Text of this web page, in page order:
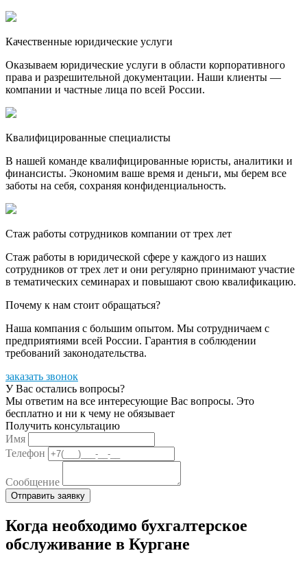
Качественные юридические услуги
Оказываем юридические услуги в области корпоративного
права и разрешительной документации. Наши клиенты —
компании и частные лица по всей России.
Квалифицированные специалисты
В нашей команде квалифицированные юристы, аналитики и
финансисты. Экономим ваше время и деньги, мы берем все
заботы на себя, сохраняя конфиденциальность.
Стаж работы сотрудников компании от трех лет
Стаж работы в юридической сфере у каждого из наших
сотрудников от трех лет и они регулярно принимают участие
в тематических семинарах и повышают свою квалификацию.
Почему к нам стоит обращаться?
Наша компания с большим опытом. Мы сотрудничаем с
предприятиями всей России. Гарантия в соблюдении
требований законодательства.
заказать звонок
У Вас остались вопросы?
Мы ответим на все интересующие Вас вопросы. Это
бесплатно и ни к чему не обязывает
Получить консультацию
Имя
Телефон
Сообщение
Когда необходимо бухгалтерское
обслуживание в Кургане